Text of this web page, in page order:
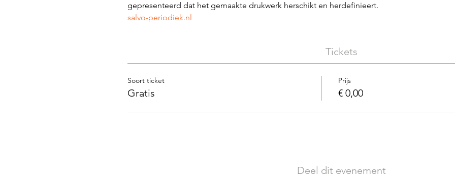
gepresenteerd dat het gemaakte drukwerk herschikt en herdefinieert.
salvo-periodiek.nl
Tickets
Soort ticket
Gratis
Prijs
€ 0,00
Deel dit evenement